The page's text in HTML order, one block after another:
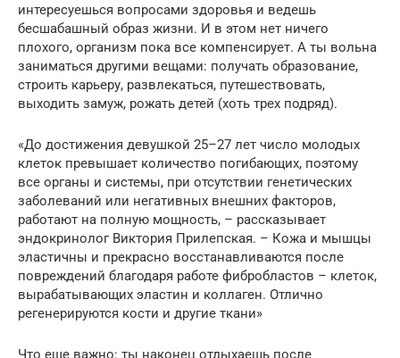
интересуешься вопросами здоровья и ведешь
бесшабашный образ жизни. И в этом нет ничего
плохого, организм пока все компенсирует. А ты вольна
заниматься другими вещами: получать образование,
строить карьеру, развлекаться, путешествовать,
выходить замуж, рожать детей (хоть трех подряд).
«До достижения девушкой 25–27 лет число молодых
клеток превышает количество погибающих, поэтому
все органы и системы, при отсутствии генетических
заболеваний или негативных внешних факторов,
работают на полную мощность, – рассказывает
эндокринолог Виктория Прилепская. – Кожа и мышцы
эластичны и прекрасно восстанавливаются после
повреждений благодаря работе фибробластов – клеток,
вырабатывающих эластин и коллаген. Отлично
регенерируются кости и другие ткани»
Что еще важно: ты наконец отдыхаешь после